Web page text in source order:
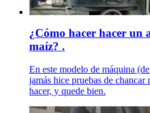
¿Cómo hacer hacer
maíz? .
En este modelo de máquina
jamás hice pruebas de chancar
hacer, y quede bien.